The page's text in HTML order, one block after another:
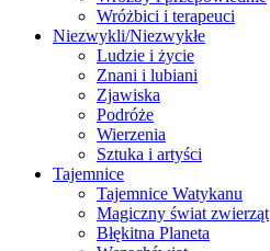
Wróżbici i terapeuci
Niezwykli/Niezwykłe
Ludzie i życie
Znani i lubiani
Zjawiska
Podróże
Wierzenia
Sztuka i artyści
Tajemnice
Tajemnice Watykanu
Magiczny świat zwierząt
Błękitna Planeta